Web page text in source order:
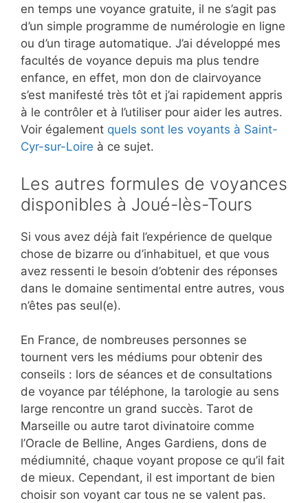
en temps une voyance gratuite, il ne s’agit pas
d’un simple programme de numérologie en ligne
ou d’un tirage automatique. J’ai développé mes
facultés de voyance depuis ma plus tendre
enfance, en effet, mon don de clairvoyance
s’est manifesté très tôt et j’ai rapidement appris
à le contrôler et à l’utiliser pour aider les autres.
Voir également quels sont les voyants à Saint-
Cyr-sur-Loire à ce sujet.
Les autres formules de voyances
disponibles à Joué-lès-Tours
Si vous avez déjà fait l’expérience de quelque
chose de bizarre ou d’inhabituel, et que vous
avez ressenti le besoin d’obtenir des réponses
dans le domaine sentimental entre autres, vous
n’êtes pas seul(e).
En France, de nombreuses personnes se
tournent vers les médiums pour obtenir des
conseils : lors de séances et de consultations
de voyance par téléphone, la tarologie au sens
large rencontre un grand succès. Tarot de
Marseille ou autre tarot divinatoire comme
l’Oracle de Belline, Anges Gardiens, dons de
médiumnité, chaque voyant propose ce qu’il fait
de mieux. Cependant, il est important de bien
choisir son voyant car tous ne se valent pas.